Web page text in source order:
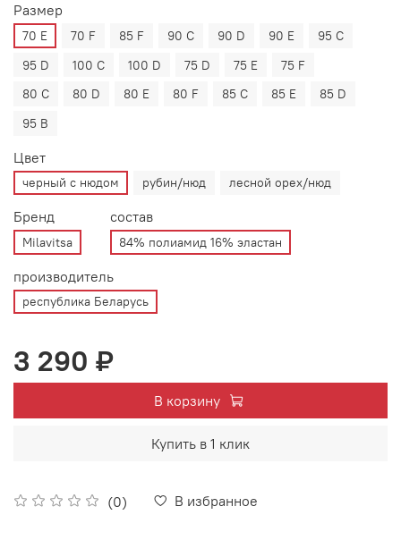
(0) В избранное
Размер
70 E 70 F 85 F 90 C 90 D 90 E
95 C
95 D
100 C 100 D 75 D 75 E
75 F
80 C
80 D 80 E 80 F 85 C 85 E
85 D
95 B
Цвет
черный с нюдом рубин/нюд лесной орех/нюд
Бренд
Milavitsa
состав
84% полиамид 16% эластан
производитель
республика Беларусь
3 290 ₽
В корзину
Купить в 1 клик